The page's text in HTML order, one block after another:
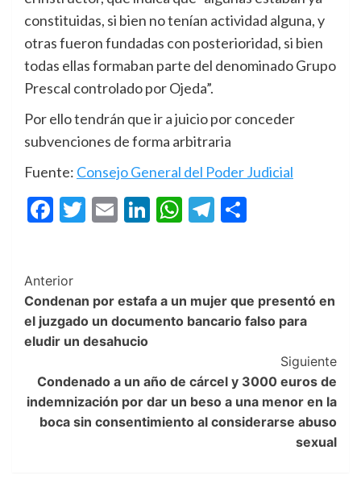
constituidas, si bien no tenían actividad alguna, y
otras fueron fundadas con posterioridad, si bien
todas ellas formaban parte del denominado Grupo
Prescal controlado por Ojeda”.
Por ello tendrán que ir a juicio por conceder
subvenciones de forma arbitraria
Fuente: Consejo General del Poder Judicial
Facebook
Twitter
EmailLinkedIn
WhatsApp
Telegram
Post
Navigation
Anterior
Condenan por estafa a un mujer que presentó en
el juzgado un documento bancario falso para
eludir un desahucio
Siguiente
Condenado a un año de cárcel y 3000 euros de
indemnización por dar un beso a una menor en la
boca sin consentimiento al considerarse abuso
sexual